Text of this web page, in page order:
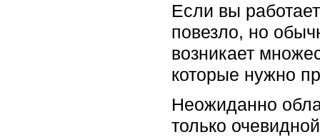
Если вы
повезло, но
возникает
которые нужно
Неожиданно
только